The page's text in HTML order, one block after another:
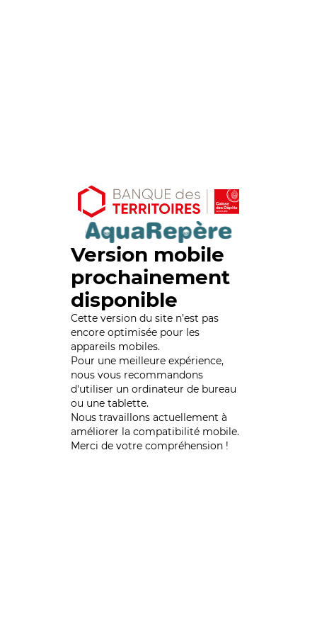
Version mobile
prochainement
disponible
Cette version du site n’est pas
encore optimisée pour les
appareils mobiles.
Pour une meilleure expérience,
nous vous recommandons
d'utiliser un ordinateur de bureau
ou une tablette.
Nous travaillons actuellement à
améliorer la compatibilité mobile.
Merci de votre compréhension !